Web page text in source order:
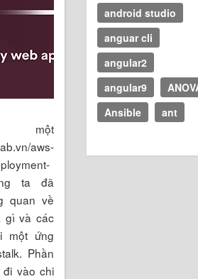
một
aws-
ta đã
quan về
gì và các
một ứng
Phần
vào chi
android studio
anguar cli
angular2
angular9
Ansible
ant